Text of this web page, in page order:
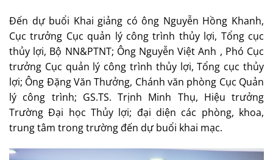
Đến dự buổi Khai giảng có ông Nguyễn Hồng Khanh,
Cục trưởng Cục quản lý công trình thủy lợi, Tổng cục
thủy lợi, Bộ NN&PTNT; Ông Nguyễn Việt Anh , Phó Cục
trưởng Cục quản lý công trình thủy lợi, Tổng cục thủy
lợi; Ông Đặng Văn Thưởng, Chánh văn phòng Cục Quản
lý công trình; GS.TS. Trịnh Minh Thụ, Hiệu trưởng
Trường Đại học Thủy lợi; đại diện các phòng, khoa,
trung tâm trong trường đến dự buổi khai mạc.